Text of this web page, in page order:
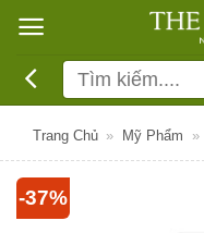
qua
dung
Tìm
kiếm:
Trang Chủ » Mỹ Phẩm »
-37%